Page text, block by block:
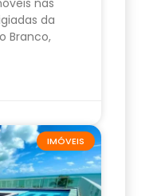
nas
da
Branco,
IMÓVEIS